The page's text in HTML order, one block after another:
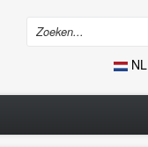
Search
NL